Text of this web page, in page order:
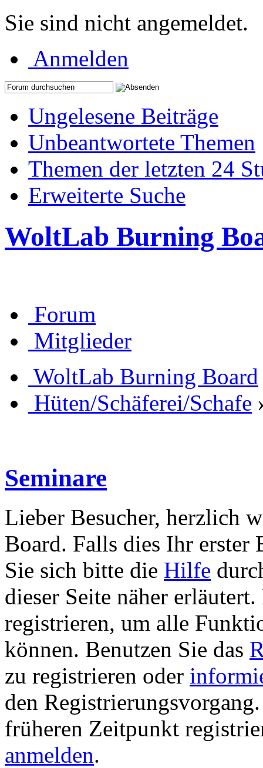
Sie sind nicht angemeldet.
Anmelden
Ungelesene Beiträge
Unbeantwortete Themen
Themen der letzten 24
Erweiterte Suche
WoltLab Burning
Forum
Mitglieder
WoltLab Burning Board
Hüten/Schäferei/Schafe
Seminare
Lieber Besucher, herzlich
Board. Falls dies Ihr erster
Sie sich bitte die Hilfe
dieser Seite näher
registrieren, um alle
können. Benutzen Sie das
zu registrieren oder
den
früheren Zeitpunkt
anmelden.